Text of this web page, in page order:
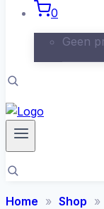
0
Geen
Home Shop